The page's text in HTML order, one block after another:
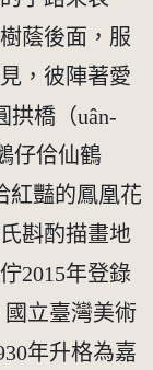
蔭後面，服
，彼陣著愛
拱橋（uân-
仔佮仙鶴
紅豔的鳳凰花
斟酌描畫地
2015年登錄
立臺灣美術
年升格為嘉